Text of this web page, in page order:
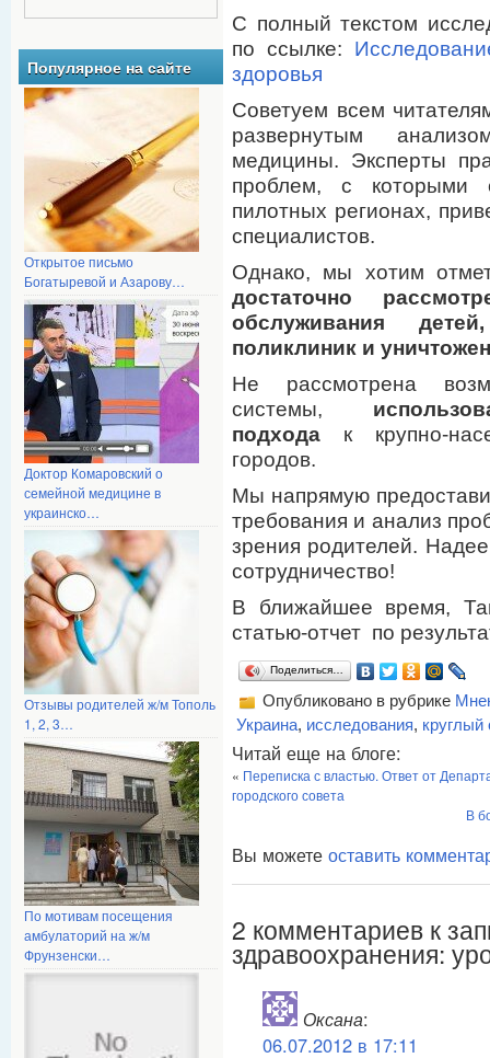
Популярное на сайте
Открытое письмо
Богатыревой и Азарову…
Доктор Комаровский о
семейной медицине в
украинско…
Отзывы родителей ж/м Тополь
1, 2, 3…
По мотивам посещения
амбулаторий на ж/м
Фрунзенски…
С полный текстом
по ссылке:
здоровья
Советуем всем
развернутым
медицины. Эксперты
проблем, с которыми
пилотных регионах,
специалистов.
Однако, мы хотим
достаточно
обслуживания
поликлиник и
Не рассмотрена
системы,
подхода к крупно-
городов.
Мы напрямую
требования и анализ
зрения родителей.
сотрудничество!
В ближайшее время,
статью-отчет по
Поделиться…
Опубликовано в рубрике
Украина, исследования, круглый
Читай еще на блоге:
« Переписка с властью. Ответ от
городского совета
В
Вы можете оставить
2 комментариев к
здравоохранения:
Оксана:
06.07.2012 в 17:11